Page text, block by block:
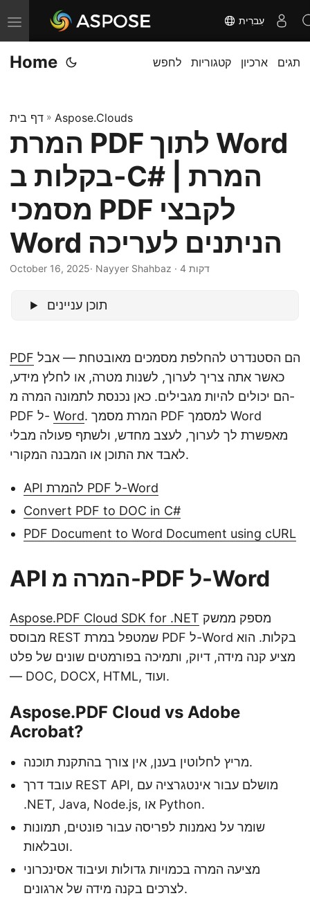
T
o
g
e
n
g
a
t
i
עִברִית
Home לחפש קטגוריות ארכיון תגים
דף בית » Aspose.Clouds
המרת PDF לתוך Word
בקלות ב-C# | המרת
מסמכי PDF לקבצי
Word הניתנים לעריכה
October 16, 2025 · Nayyer Shahbaz · 4 דקות
תוכן עניינים
PDF
כאשר אתה צריך לערוך, לשנות מטרה, או לחלץ מידע,
הם יכולים להיות מגבילים. כאן נכנסת לתמונה המרה מ-
PDF ל- Word. המרת מסמך PDF למסמך Word
מאפשרת לך לערוך, לעצב מחדש, ולשתף פעולה מבלי
לאבד את התוכן או המבנה המקורי.
API להמרת PDF ל-Word
Convert PDF to DOC in C#
PDF Document to Word Document using cURL
API המרה מ-PDF ל-Word
Aspose.PDF Cloud SDK for .NET
מבוסס REST שמטפל במרת PDF ל-Word בקלות. הוא
מציע קנה מידה, דיוק, ותמיכה בפורמטים שונים של פלט
— DOC, DOCX, HTML, ועוד.
Aspose.PDF Cloud vs Adobe
Acrobat?
מריץ לחלוטין בענן, אין צורך בהתקנת תוכנה.
עובד דרך REST API, מושלם עבור אינטגרציה עם
.NET, Java, Node.js, או Python.
שומר על נאמנות לפריסה עבור פונטים, תמונות
וטבלאות.
מציעה המרה בכמויות גדולות ועיבוד אסינכרוני
לצרכים בקנה מידה של ארגונים.